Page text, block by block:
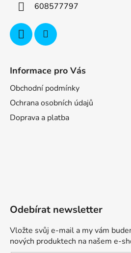
608577797
Informace pro Vás
Obchodní podmínky
Ochrana osobních údajů
Doprava a platba
Odebírat newsletter
Vložte svůj e-mail a my vám
nových produktech na našem e-